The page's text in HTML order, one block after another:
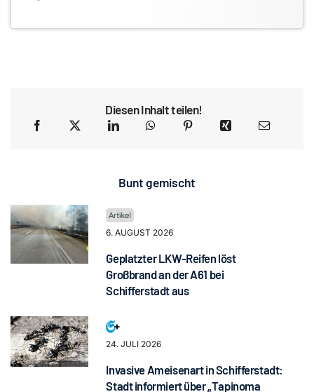
Diesen Inhalt teilen!
Bunt gemischt
6. AUGUST 2026
Geplatzter LKW-Reifen löst
Großbrand an der A61 bei
Schifferstadt aus
24. JULI 2026
Invasive Ameisenart in Schifferstadt:
Stadt informiert über „Tapinoma